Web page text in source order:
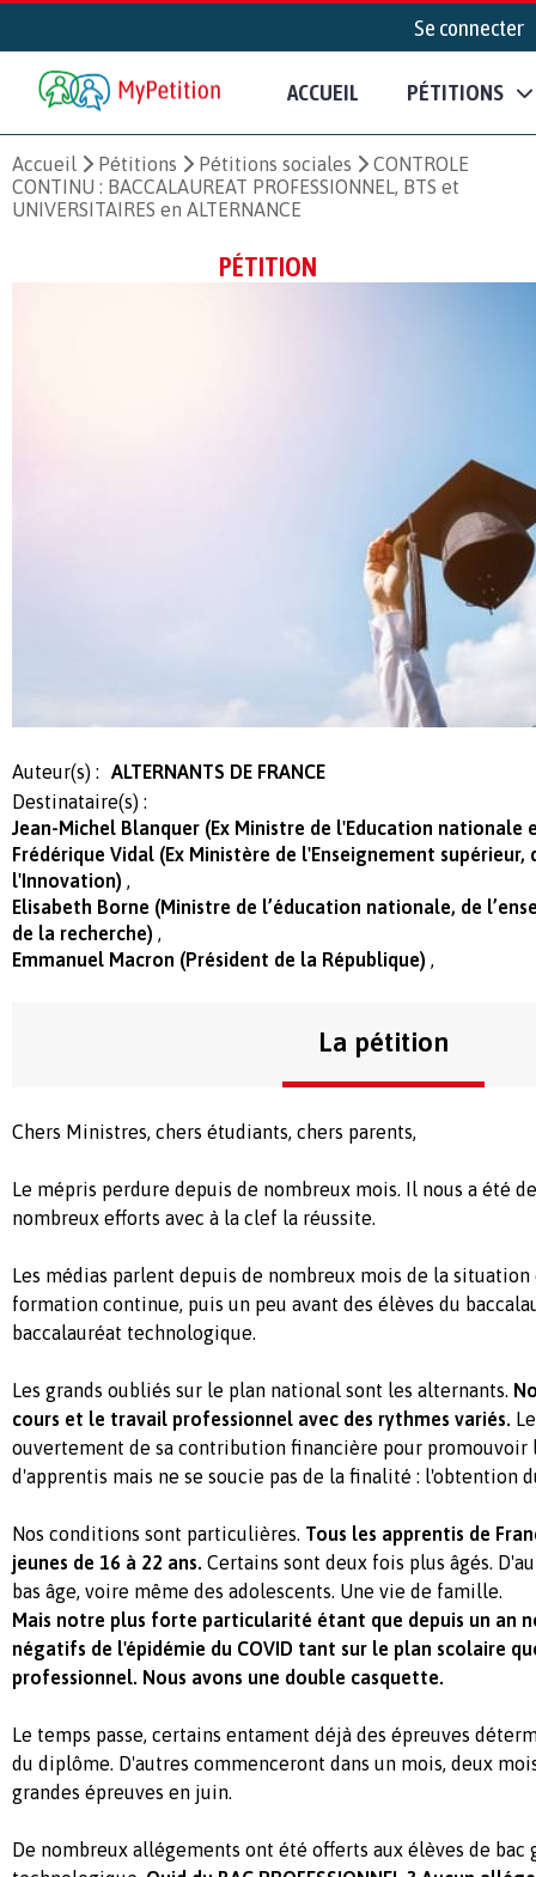
Se connecter
ACCUEIL PÉTITIONS
Accueil Pétitions Pétitions sociales
CONTROLE
CONTINU : BACCALAUREAT PROFESSIONNEL, BTS et
UNIVERSITAIRES en ALTERNANCE
PÉTITION
Auteur(s) :
ALTERNANTS DE FRANCE
Destinataire(s) :
Jean-Michel Blanquer (Ex Ministre de l'Education nationale
Frédérique Vidal (Ex Ministère de l'Enseignement supérieur,
l'Innovation)
Elisabeth Borne (Ministre de l’éducation nationale, de
de la recherche)
Emmanuel Macron (Président de la République)
La pétition
Chers Ministres, chers étudiants, chers parents,
Le mépris perdure depuis de nombreux mois. Il nous a été
nombreux efforts avec à la clef la réussite.
Les médias parlent depuis de nombreux mois de la
formation continue, puis un peu avant des élèves du
baccalauréat technologique.
Les grands oubliés sur le plan national sont les alternants.
cours et le travail professionnel avec des rythmes variés.
ouvertement de sa contribution financière pour promouvoir
d'apprentis mais ne se soucie pas de la finalité : l'obtention
Nos conditions sont particulières. Tous les apprentis de
jeunes de 16 à 22 ans. Certains sont deux fois plus âgés.
bas âge, voire même des adolescents. Une vie de famille.
Mais notre plus forte particularité étant que depuis un an
négatifs de l'épidémie du COVID tant sur le plan scolaire
professionnel. Nous avons une double casquette.
Le temps passe, certains entament déjà des épreuves
du diplôme. D'autres commenceront dans un mois, deux
grandes épreuves en juin.
De nombreux allégements ont été offerts aux élèves de bac